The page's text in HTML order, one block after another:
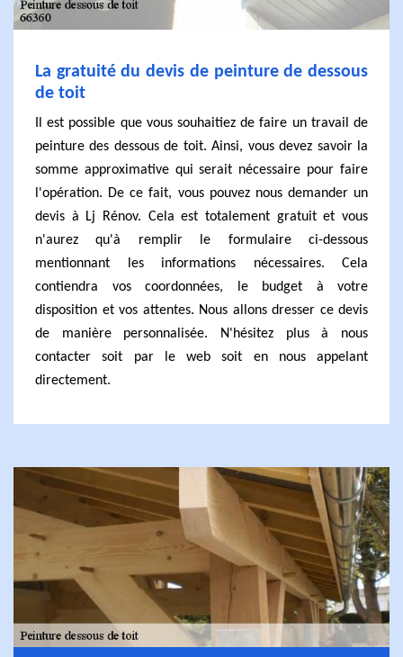
La gratuité du devis de peinture de dessous
de toit
Il est possible que vous souhaitiez de faire un travail de
peinture des dessous de toit. Ainsi, vous devez savoir la
somme approximative qui serait nécessaire pour faire
l'opération. De ce fait, vous pouvez nous demander un
devis à Lj Rénov. Cela est totalement gratuit et vous
n'aurez qu'à remplir le formulaire ci-dessous
mentionnant les informations nécessaires. Cela
contiendra vos coordonnées, le budget à votre
disposition et vos attentes. Nous allons dresser ce devis
de manière personnalisée. N'hésitez plus à nous
contacter soit par le web soit en nous appelant
directement.